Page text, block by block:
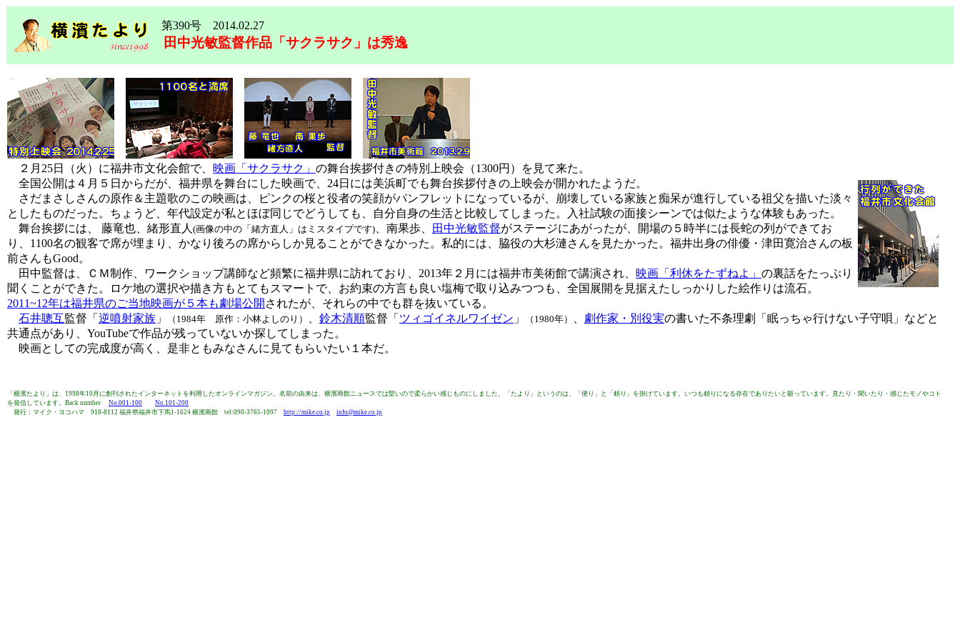
第390号 2014.02.27
田中光敏監督作品「サクラサク」は秀逸
２月25日（火）に福井市文化会館で、 映画「サクラサク」 の舞台挨拶付きの特別上映会（1300円）を見て来た。
全国公開は４月５日からだが、福井県を舞台にした映画で、24日には美浜町でも舞台挨拶付きの上映会が開かれたようだ。
さだまさしさんの原作＆主題歌のこの映画は、ピンクの桜と役者の笑顔がパンフレットになっているが、崩壊している家族と痴呆が進行している祖父を描いた淡々
としたものだった。ちょうど、年代設定が私とほぼ同じでどうしても、自分自身の生活と比較してしまった。入社試験の面接シーンでは似たような体験もあった。
舞台挨拶には、 藤竜也、緒形直人 (画像の中の「緒方直人」はミスタイプです) 、南果歩、 田中光敏監督がステージにあがったが、開場の５時半には長蛇の列ができてお
り、1100名の観客で席が埋まり、かなり後ろの席からしか見ることができなかった。私的には、脇役の大杉漣さんを見たかった。福井出身の俳優・津田寛治さんの板
前さんもGood。
田中監督は、ＣＭ制作、ワークショップ講師など頻繁に福井県に訪れており、2013年２月には福井市美術館で講演され、 映画「利休をたずねよ」 の裏話をたっぷり
聞くことができた。ロケ地の選択や描き方もとてもスマートで、お約束の方言も良い塩梅で取り込みつつも、全国展開を見据えたしっかりした絵作りは流石。
2011~12年は福井県のご当地映画が５本も劇場公開 されたが、それらの中でも群を抜いている。
石井聰互監督「 逆噴射家族 」 （1984年 原作：小林よしのり） 鈴木清順監督「 ツィゴイネルワイゼン 」 （1980年） 劇作家・別役実の書いた不条理劇「眠っちゃ行けない子守唄」などと
共通点があり、YouTubeで作品が残っていないか探してしまった。
映画としての完成度が高く、是非ともみなさんに見てもらいたい１本だ。
「横濱たより」は、1998年10月に創刊されたインターネットを利用したオンラインマガジン。名前の由来は、横濱商館ニュースでは堅いので柔らかい感じものにしました。「たより」というのは、「便り」と「頼り」を掛けています。いつも頼りになる存在でありたいと願っています。見たり・聞いたり・感じたモノやコト
を発信しています。Back number No.001-100
No.101-200
発行：マイク・ヨコハマ 918-8112 福井県福井市下馬1-1624 横濱商館 tel:090-3765-1097 http://mike.co.jp info@mike.co.jp